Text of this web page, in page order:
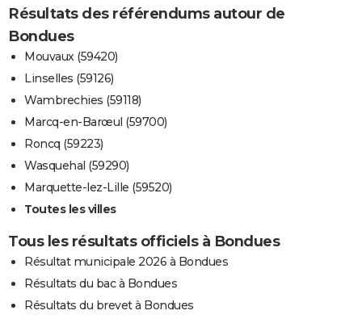
Résultats des référendums autour de
Bondues
Mouvaux (59420)
Linselles (59126)
Wambrechies (59118)
Marcq-en-Barœul (59700)
Roncq (59223)
Wasquehal (59290)
Marquette-lez-Lille (59520)
Toutes les villes
Tous les résultats officiels à Bondues
Résultat municipale 2026 à Bondues
Résultats du bac à Bondues
Résultats du brevet à Bondues